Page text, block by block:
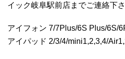
イック岐阜駅前店までご連絡下さ
アイフォン 7/7Plus/6S Plus/6S/
アイパッド 2/3/4/mini1,2,3,4/